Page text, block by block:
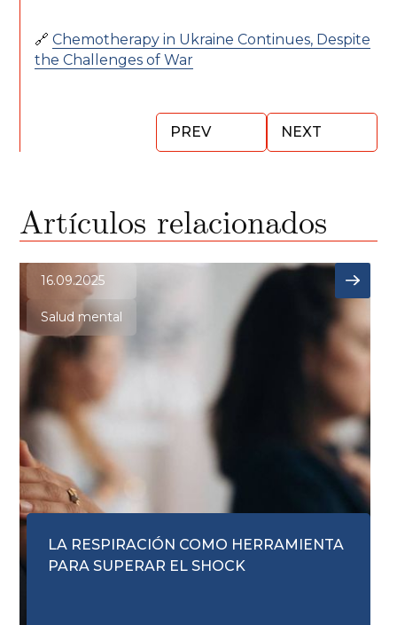
🔗Chemotherapy in Ukraine Continues, Despite
the Challenges of War
PREV NEXT
Artículos relacionados
16.09.2025
Salud mental
LA RESPIRACIÓN COMO HERRAMIENTA
PARA SUPERAR EL SHOCK